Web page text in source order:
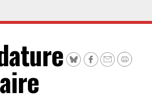
HOSPITALISATION
CONSENTEMENT